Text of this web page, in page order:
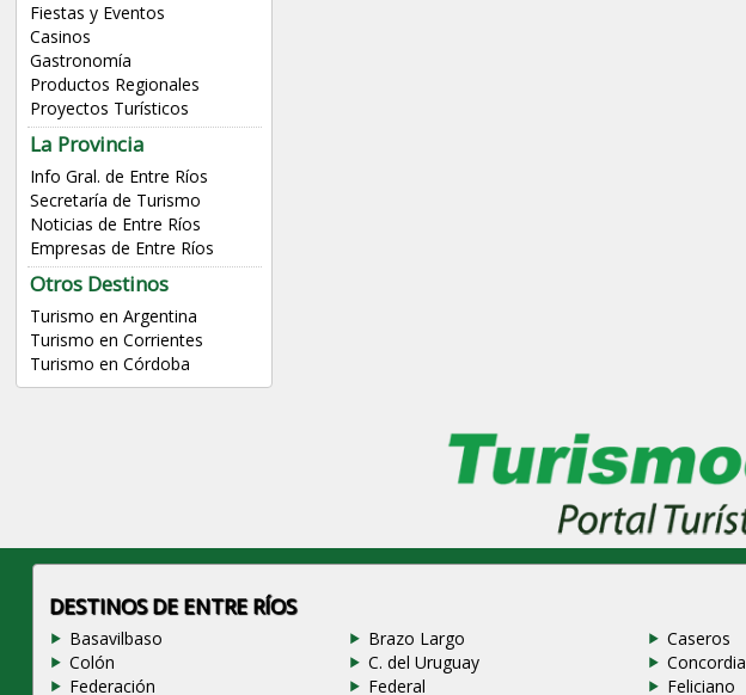
Fiestas y Eventos
Casinos
Gastronomía
Productos Regionales
Proyectos Turísticos
La Provincia
Info Gral. de Entre Ríos
Secretaría de Turismo
Noticias de Entre Ríos
Empresas de Entre Ríos
Otros Destinos
Turismo en Argentina
Turismo en Corrientes
Turismo en Córdoba
DESTINOS DE ENTRE RÍOS
Basavilbaso Brazo Largo Caseros
Colón
C. del Uruguay Concordia
Federación
Federal Feliciano